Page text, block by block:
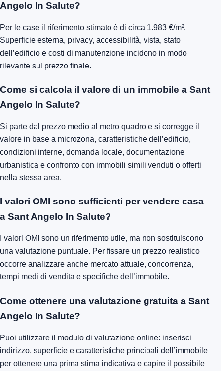
Angelo In Salute?
Per le case il riferimento stimato è di circa 1.983 €/m².
Superficie esterna, privacy, accessibilità, vista, stato
dell’edificio e costi di manutenzione incidono in modo
rilevante sul prezzo finale.
Come si calcola il valore di un immobile a Sant
Angelo In Salute?
Si parte dal prezzo medio al metro quadro e si corregge il
valore in base a microzona, caratteristiche dell’edificio,
condizioni interne, domanda locale, documentazione
urbanistica e confronto con immobili simili venduti o offerti
nella stessa area.
I valori OMI sono sufficienti per vendere casa
a Sant Angelo In Salute?
I valori OMI sono un riferimento utile, ma non sostituiscono
una valutazione puntuale. Per fissare un prezzo realistico
occorre analizzare anche mercato attuale, concorrenza,
tempi medi di vendita e specifiche dell’immobile.
Come ottenere una valutazione gratuita a Sant
Angelo In Salute?
Puoi utilizzare il modulo di valutazione online: inserisci
indirizzo, superficie e caratteristiche principali dell’immobile
per ottenere una prima stima indicativa e capire il possibile